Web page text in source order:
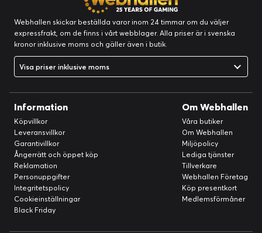
Webhallen skickar beställda varor inom 24 timmar om du väljer
expressfrakt, om de finns i vårt webblager. Alla priser är i svenska
kronor inklusive moms och gäller även i butik.
Visa priser inklusive moms
Information
Köpvillkor
Leveransvillkor
Garantivillkor
Ångerrätt och öppet köp
Reklamation
Personuppgifter
Integritetspolicy
Cookieinställningar
Black Friday
Om Webhallen
Våra butiker
Om Webhallen
Miljöpolicy
Lediga tjänster
Tillverkare
Webhallen Företag
Köp presentkort
Medlemsförmåner